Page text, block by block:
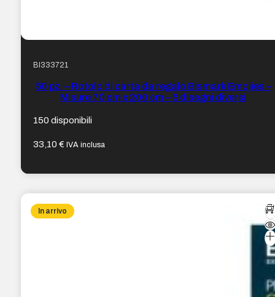
BI333721
50 pz. – Rotolo di carta da regalo Bismark Emojies –
Misure 70 cm x 200 cm – 5 disegni diversi
150 disponibili
33,10€ IVA inclusa
In arrivo